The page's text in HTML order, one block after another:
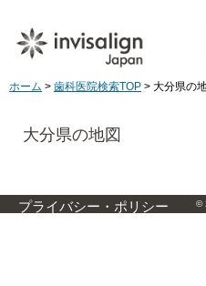
ホーム > 歯科医院検索TOP > 大分県の
大分県の地図
プライバシー・ポリシー ©